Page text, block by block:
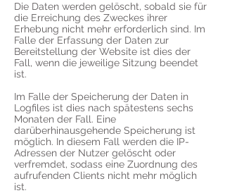
Die Daten werden gelöscht, sobald sie für
die Erreichung des Zweckes ihrer
Erhebung nicht mehr erforderlich sind. Im
Falle der Erfassung der Daten zur
Bereitstellung der Website ist dies der
Fall, wenn die jeweilige Sitzung beendet
ist.
Im Falle der Speicherung der Daten in
Logfiles ist dies nach spätestens sechs
Monaten der Fall. Eine
darüberhinausgehende Speicherung ist
möglich. In diesem Fall werden die IP-
Adressen der Nutzer gelöscht oder
verfremdet, sodass eine Zuordnung des
aufrufenden Clients nicht mehr möglich
ist.